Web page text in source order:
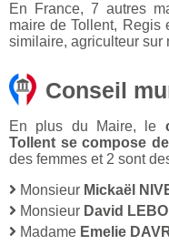
En France, 7 autres
maire de Tollent, Regis
similaire, agriculteur sur
Conseil
En plus du Maire, le
Tollent se compose
des femmes et 2 sont
Monsieur Mickaël
Monsieur David
Madame Emelie